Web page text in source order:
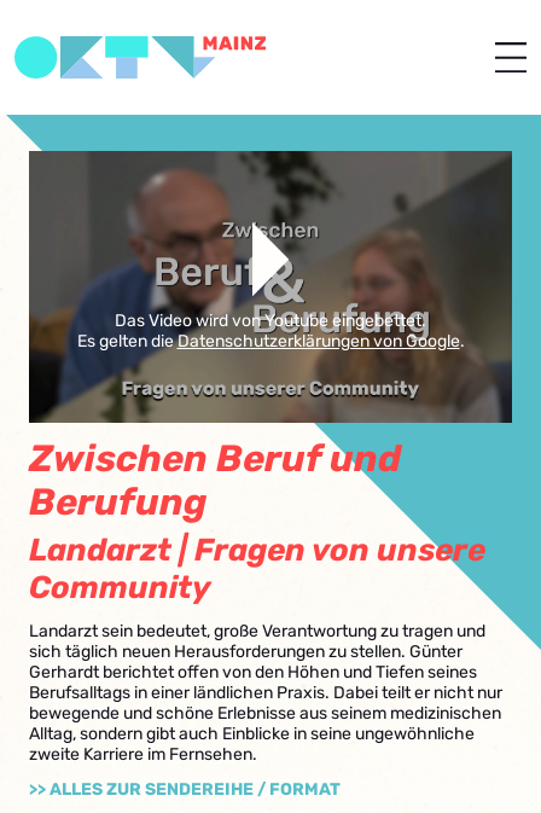
Das Video wird von Youtube eingebettet.
Es gelten dieDatenschutzerklärungen von Google.
Zwischen Beruf und
Berufung
Landarzt | Fragen von unsere
Community
Landarzt sein bedeutet, große Verantwortung zu tragen und
sich täglich neuen Herausforderungen zu stellen. Günter
Gerhardt berichtet offen von den Höhen und Tiefen seines
Berufsalltags in einer ländlichen Praxis. Dabei teilt er nicht nur
bewegende und schöne Erlebnisse aus seinem medizinischen
Alltag, sondern gibt auch Einblicke in seine ungewöhnliche
zweite Karriere im Fernsehen.
>> ALLES ZUR SENDEREIHE / FORMAT